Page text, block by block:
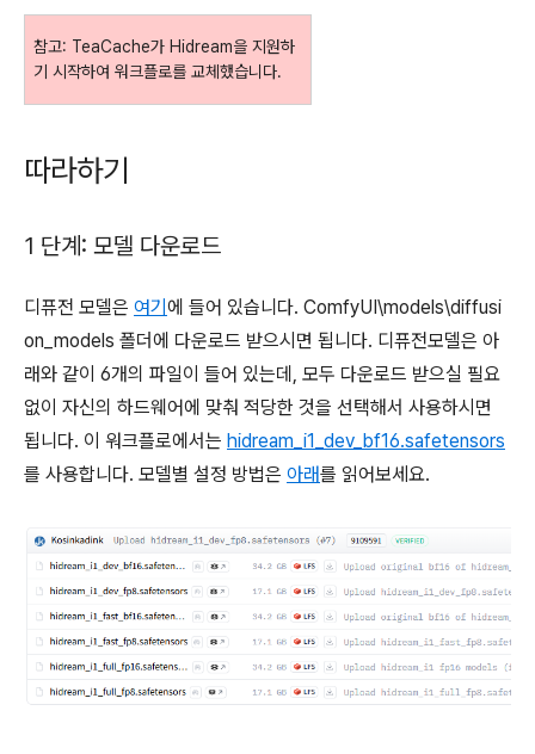
참고: TeaCache가 Hidream을 지원하
기 시작하여 워크플로를 교체했습니다.
따라하기
1 단계: 모델 다운로드
디퓨전 모델은 여기에 들어 있습니다. ComfyUI\models\diffusi
on_models 폴더에 다운로드 받으시면 됩니다. 디퓨전모델은 아
래와 같이 6개의 파일이 들어 있는데, 모두 다운로드 받으실 필요
없이 자신의 하드웨어에 맞춰 적당한 것을 선택해서 사용하시면
됩니다. 이 워크플로에서는 hidream_i1_dev_bf16.safetensors
를 사용합니다. 모델별 설정 방법은 아래를 읽어보세요.